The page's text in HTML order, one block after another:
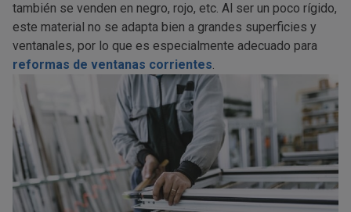
también se venden en negro, rojo, etc. Al ser un poco rígido,
este material no se adapta bien a grandes superficies y
ventanales, por lo que es especialmente adecuado para
reformas de ventanas corrientes.